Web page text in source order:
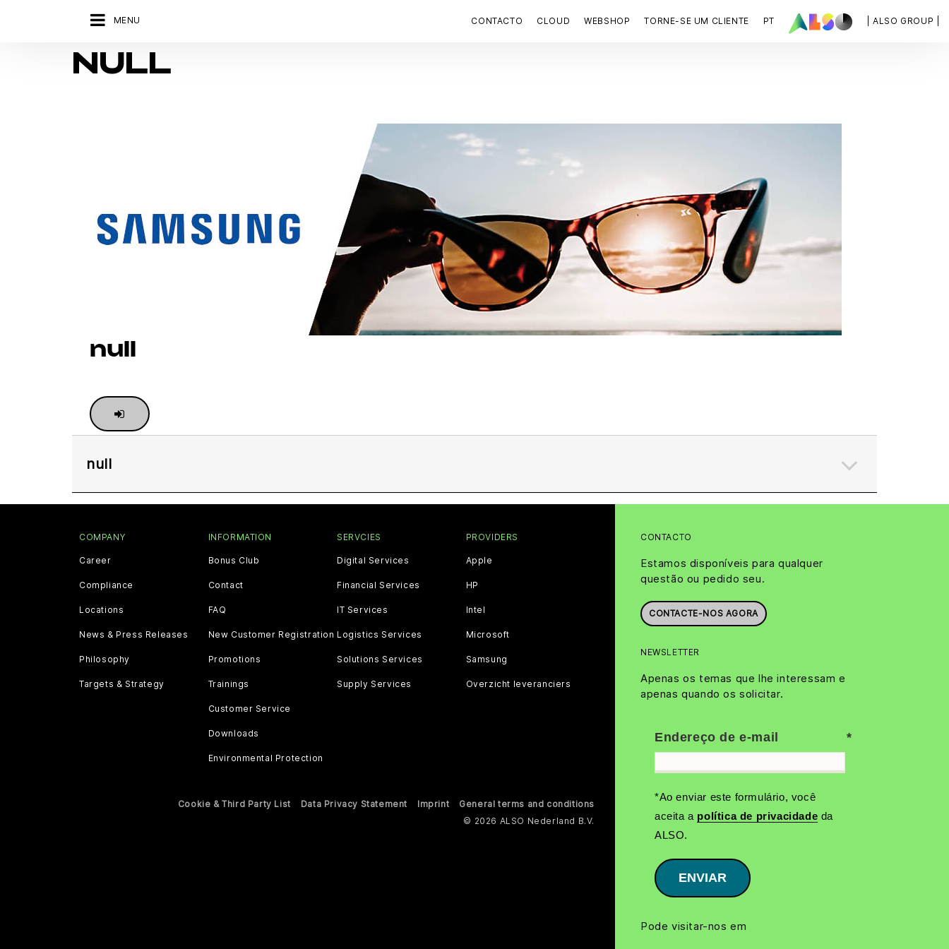
MENU | ALSO GROUP |
CONTACTO CLOUD WEBSHOP TORNE-SE UM CLIENTE PT
NULL
null
null
CONTACTO
Estamos disponíveis para qualquer
questão ou pedido seu.
CONTACTE-NOS AGORA
NEWSLETTER
Apenas os temas que lhe interessam e
apenas quando os solicitar.
Endereço de e-mail
*Ao enviar este formulário, você
aceita a política de privacidade da
ALSO.
ENVIAR
Pode visitar-nos em
COMPANY
Career
Compliance
Locations
News & Press Releases
Philosophy
Targets & Strategy
INFORMATION
Bonus Club
Contact
FAQ
New Customer Registration
Promotions
Trainings
Customer Service
Downloads
Environmental Protection
SERVCIES
Digital Services
Financial Services
IT Services
Logistics Services
Solutions Services
Supply Services
PROVIDERS
Apple
HP
Intel
Microsoft
Samsung
Overzicht leveranciers
Cookie & Third Party List Data Privacy Statement Imprint
General terms and conditions
© 2026 ALSO Nederland B.V.